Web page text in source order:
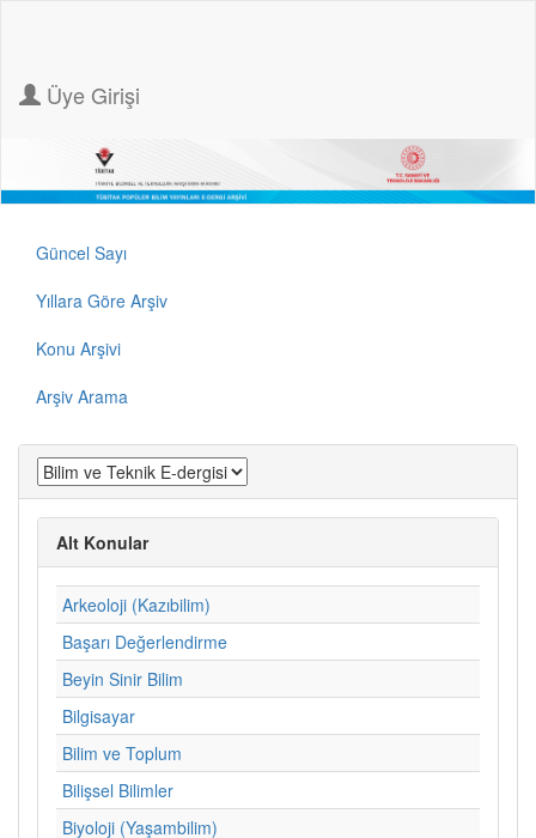
Üye Girişi
Güncel Sayı
Yıllara Göre Arşiv
Konu Arşivi
Arşiv Arama
Alt Konular
Arkeoloji (Kazıbilim)
Başarı Değerlendirme
Beyin Sinir Bilim
Bilgisayar
Bilim ve Toplum
Bilişsel Bilimler
Biyoloji (Yaşambilim)